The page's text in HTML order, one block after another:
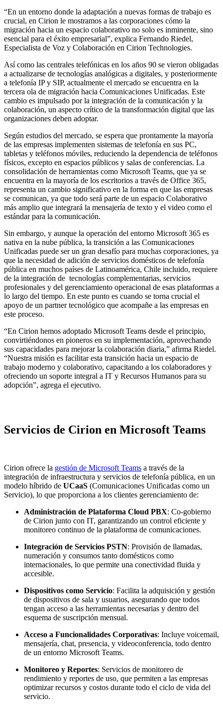
“En un entorno donde la adaptación a nuevas formas de trabajo es
crucial, en Cirion le mostramos a las corporaciones cómo la
migración hacia un espacio colaborativo no solo es inminente, sino
esencial para el éxito empresarial”, explica Fernando Riedel,
Especialista de Voz y Colaboración en Cirion Technologies.
Así como las centrales telefónicas en los años 90 se vieron obligadas
a actualizarse de tecnologías analógicas a digitales, y posteriormente
a telefonía IP y SIP, actualmente el mercado se encuentra en la
tercera ola de migración hacia Comunicaciones Unificadas. Este
cambio es impulsado por la integración de la comunicación y la
colaboración, un aspecto crítico de la transformación digital que las
organizaciones deben adoptar.
Según estudios del mercado, se espera que prontamente la mayoría
de las empresas implementen sistemas de telefonía en sus PC,
tabletas y teléfonos móviles, reduciendo la dependencia de teléfonos
físicos, excepto en espacios públicos y salas de conferencias. La
consolidación de herramientas como Microsoft Teams, que ya se
encuentra en la mayoría de los escritorios a través de Office 365,
representa un cambio significativo en la forma en que las empresas
se comunican, ya que todo será parte de un espacio Colaborativo
más amplio que integrará la mensajería de texto y el video como el
estándar para la comunicación.
Sin embargo, y aunque la operación del entorno Microsoft 365 es
nativa en la nube pública, la transición a las Comunicaciones
Unificadas puede ser un gran desafío para muchas corporaciones, ya
que la necesidad de adición de servicios domésticos de telefonía
pública en muchos países de Latinoamérica, Chile incluido, requiere
de la integración de tecnologías complementarias, servicios
profesionales y del gerenciamiento operacional de esas plataformas a
lo largo del tiempo. En este punto es cuando se torna crucial el
apoyo de un partner tecnológico que acompañe a las empresas en
este proceso.
“En Cirion hemos adoptado Microsoft Teams desde el principio,
convirtiéndonos en pioneros en su implementación, aprovechando
sus capacidades para mejorar la colaboración diaria,” afirma Riedel.
“Nuestra misión es facilitar esta transición hacia un espacio de
trabajo moderno y colaborativo, capacitando a los colaboradores y
ofreciendo un soporte integral a IT y Recursos Humanos para su
adopción”, agrega el ejecutivo.
Servicios de Cirion en Microsoft Teams
Cirion ofrece la gestión de Microsoft Teams a través de la
integración de infraestructura y servicios de telefonía pública, en un
modelo híbrido de UCaaS (Comunicaciones Unificadas como un
Servicio), lo que proporciona a los clientes gerenciamiento de:
Administración de Plataforma Cloud PBX: Co-gobierno
de Cirion junto con IT, garantizando un control eficiente y
monitoreo continuo de la plataforma de comunicaciones.
Integración de Servicios PSTN: Provisión de llamadas,
numeración y consumos tanto domésticos como
internacionales, lo que permite una conectividad fluida y
accesible.
Dispositivos como Servicio: Facilita la adquisición y gestión
de dispositivos de sala y usuarios, asegurando que todos
tengan acceso a las herramientas necesarias y dentro del
esquema de suscripción mensual.
Acceso a Funcionalidades Corporativas: Incluye voicemail,
mensajería, chat, presencia, y videoconferencia, todo dentro
de un entorno Microsoft Teams.
Monitoreo y Reportes: Servicios de monitoreo de
rendimiento y reportes de uso, que permiten a las empresas
optimizar recursos y costos durante todo el ciclo de vida del
servicio.